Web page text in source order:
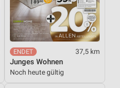
37,5 km
Junges Wohnen
Noch heute gültig